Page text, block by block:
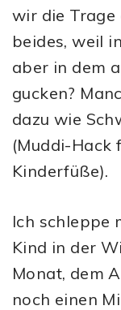
wir die Trage
beides, weil
aber in dem
gucken?
dazu wie
(Muddi-Hack
Kinderfüße).
Ich schleppe
Kind in der
Monat, dem
noch einen